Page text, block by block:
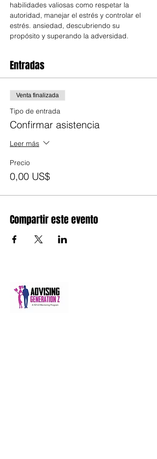
habilidades valiosas como respetar la
autoridad, manejar el estrés y controlar el
estrés. ansiedad, descubriendo su
propósito y superando la adversidad.
Entradas
Venta finalizada
Tipo de entrada
Confirmar asistencia
Leer más
Precio
0,00 US$
Compartir este evento